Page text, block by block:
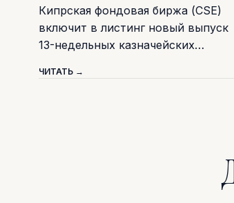
Кипрская фондовая биржа (CSE)
включит в листинг новый выпуск
13-недельных казначейских…
ЧИТАТЬ →